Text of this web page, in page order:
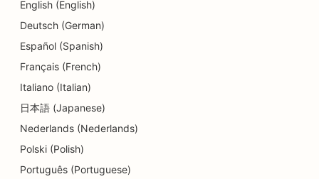
SEO untuk Layanan Dermabrasi
SEO untuk Tempat Penitipan Anak
SEO untuk Klinik Gigi
SEO untuk Toko Detail
SEO untuk Pengunjung
SEO untuk Toko Cupcake
SEO untuk Layanan Pendidikan dan Pengasuhan
English (English)
Deutsch (German)
Español (Spanish)
Français (French)
Italiano (Italian)
日本語 (Japanese)
Nederlands (Nederlands)
Polski (Polish)
Português (Portuguese)